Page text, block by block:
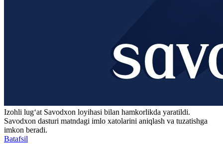
Izohli lugʻat Savodxon loyihasi bilan hamkorlikda yaratildi.
Savodxon dasturi matndagi imlo xatolarini aniqlash va tuzatishga
imkon beradi.
Batafsil